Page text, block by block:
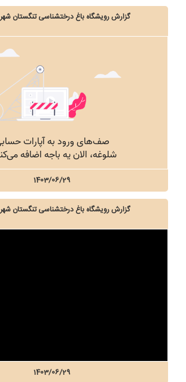
گزارش رویشگاه باغ درختشناسی تنگستان شهریور
1403/06/29
گزارش رویشگاه باغ درختشناسی تنگستان شهریور
1403/06/29